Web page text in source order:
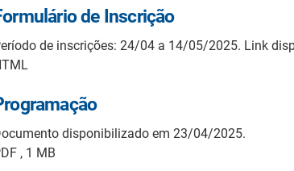
de Inscrição
de inscrições: 24/04 a 14/05/2025. Link
disponibilizado em 23/04/2025.
, 1 MB